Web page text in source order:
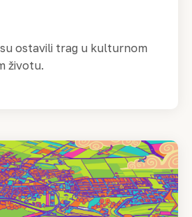
ostavili trag u kulturnom
životu.